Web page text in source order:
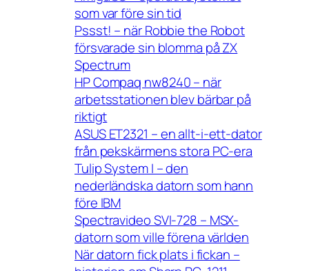
som var före sin tid
Pssst! – när Robbie the Robot
försvarade sin blomma på ZX
Spectrum
HP Compaq nw8240 – när
arbetsstationen blev bärbar på
riktigt
ASUS ET2321 – en allt-i-ett-dator
från pekskärmens stora PC-era
Tulip System I – den
nederländska datorn som hann
före IBM
Spectravideo SVI-728 – MSX-
datorn som ville förena världen
När datorn fick plats i fickan –